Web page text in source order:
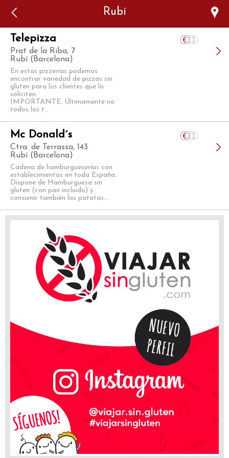
Rubí
Telepizza
Prat de la Riba, 7
Rubí (Barcelona)
En estas pizzerías podemos
encontrar variedad de pizzas sin
gluten para los clientes que lo
soliciten.
IMPORTANTE: Últimamente no
todos los t...
Mc Donald´s
Ctra. de Terrassa, 143
Rubí (Barcelona)
Cadena de hamburgueserías con
establecimientos en toda España.
Dispone de Hamburguesa sin
gluten (con pan incluido) y
consumir también las patatas...
Error: The domain WWW.VIAJARSINGLUTEN.COM is not
authorized to show the cookie declaration for domain group
ID 546ddaab-b478-4440-aa8a-3b0205284212. Please add it to
the domain group in the Cookiebot Manager to authorize
the domain.